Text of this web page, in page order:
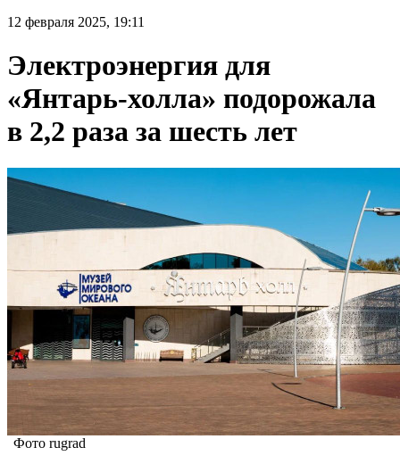
12 февраля 2025, 19:11
Электроэнергия для
«Янтарь-холла» подорожала
в 2,2 раза за шесть лет
Фото rugrad